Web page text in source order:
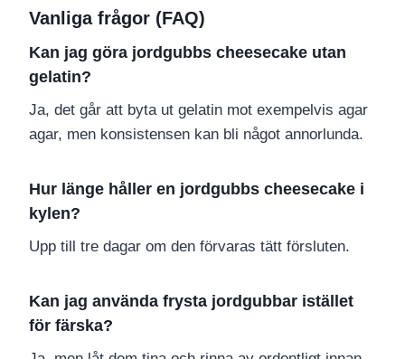
Vanliga frågor (FAQ)
Kan jag göra jordgubbs cheesecake utan
gelatin?
Ja, det går att byta ut gelatin mot exempelvis agar
agar, men konsistensen kan bli något annorlunda.
Hur länge håller en jordgubbs cheesecake i
kylen?
Upp till tre dagar om den förvaras tätt försluten.
Kan jag använda frysta jordgubbar istället
för färska?